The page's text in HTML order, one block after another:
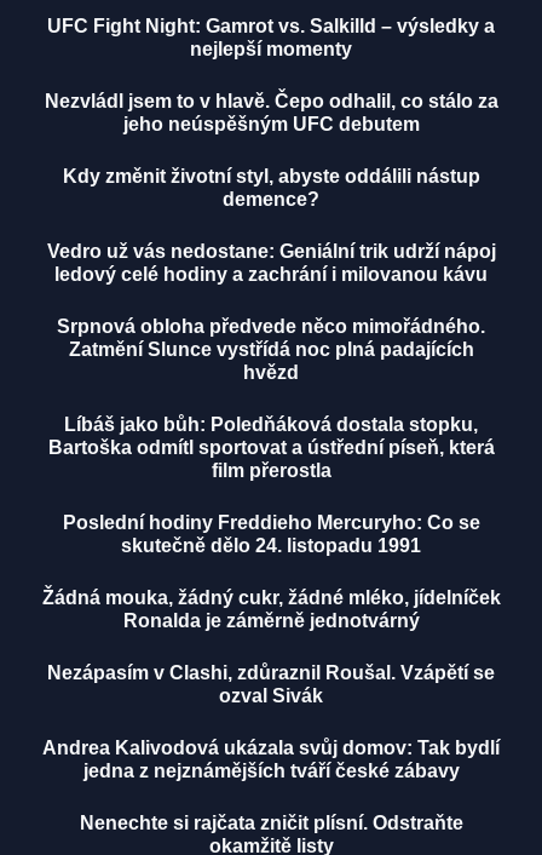
UFC Fight Night: Gamrot vs. Salkilld – výsledky a
nejlepší momenty
Nezvládl jsem to v hlavě. Čepo odhalil, co stálo za
jeho neúspěšným UFC debutem
Kdy změnit životní styl, abyste oddálili nástup
demence?
Vedro už vás nedostane: Geniální trik udrží nápoj
ledový celé hodiny a zachrání i milovanou kávu
Srpnová obloha předvede něco mimořádného.
Zatmění Slunce vystřídá noc plná padajících
hvězd
Líbáš jako bůh: Poledňáková dostala stopku,
Bartoška odmítl sportovat a ústřední píseň, která
film přerostla
Poslední hodiny Freddieho Mercuryho: Co se
skutečně dělo 24. listopadu 1991
Žádná mouka, žádný cukr, žádné mléko, jídelníček
Ronalda je záměrně jednotvárný
Nezápasím v Clashi, zdůraznil Roušal. Vzápětí se
ozval Sivák
Andrea Kalivodová ukázala svůj domov: Tak bydlí
jedna z nejznámějších tváří české zábavy
Nenechte si rajčata zničit plísní. Odstraňte
okamžitě listy